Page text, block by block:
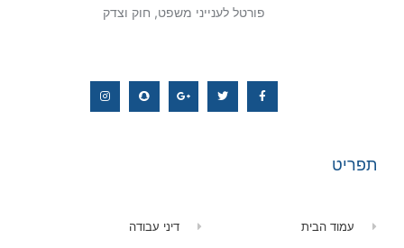
פורטל לענייני משפט, חוק וצדק
תפריט
עמוד הבית דיני עבודה